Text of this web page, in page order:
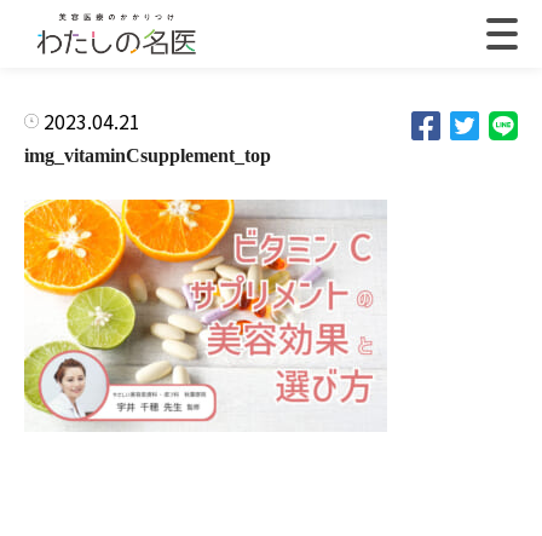
2023.04.21
img_vitaminCsupplement_top